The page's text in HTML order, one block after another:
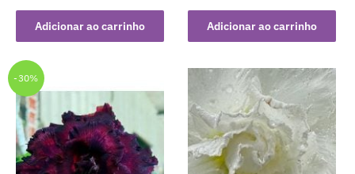
preço
original
era:
preço
atual
é:
Adicionar ao carrinho Adicionar ao carrinho
-30%